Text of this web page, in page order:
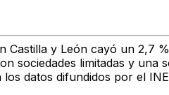
Castilla y León cayó un 2,7
sociedades limitadas y una
los datos difundidos por el INE